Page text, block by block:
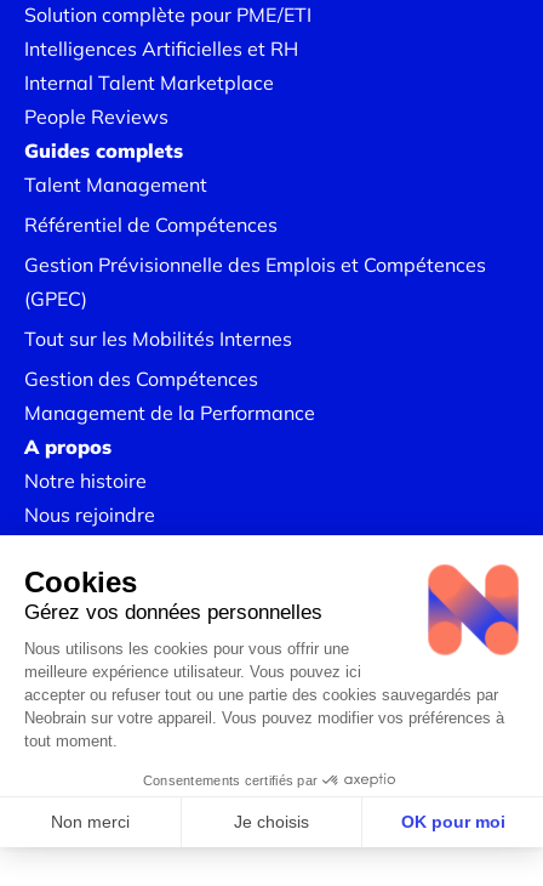
Solution complète pour PME/ETI
Intelligences Artificielles et RH
Internal Talent Marketplace
People Reviews
Guides complets
Talent Management
Référentiel de Compétences
Gestion Prévisionnelle des Emplois et Compétences
(GPEC)
Tout sur les Mobilités Internes
Gestion des Compétences
Management de la Performance
A propos
Notre histoire
Nous rejoindre
Mentions légales
Politique de Confidentialité
Linkedin
Politique RSE